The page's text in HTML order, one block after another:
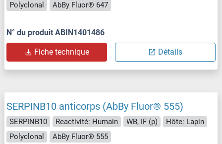
Polyclonal
AbBy Fluor® 647
N° du produit ABIN1401486
Fiche technique Détails
SERPINB10 anticorps (AbBy Fluor® 555)
SERPINB10 Reactivité: Humain WB, IF (p)
Hôte: Lapin
Polyclonal
AbBy Fluor® 555